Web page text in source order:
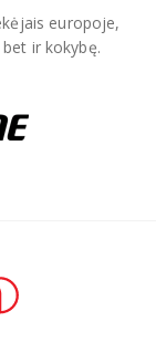
europoje,
ir kokybę.